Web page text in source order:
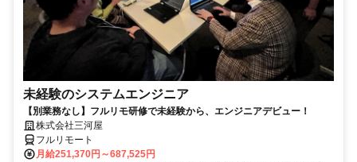
未経験のシステムエンジニア
【別業務なし】フルリモ研修で未経験から、エンジニアデビュー！
株式会社三河屋
フルリモート
月給251,370円～687,525円